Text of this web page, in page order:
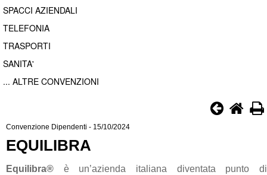
SPACCI AZIENDALI
TELEFONIA
TRASPORTI
SANITA'
... ALTRE CONVENZIONI
Convenzione Dipendenti - 15/10/2024
EQUILIBRA
Equilibra® è un’azienda italiana diventata punto di